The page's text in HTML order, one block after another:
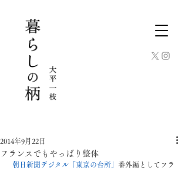
フランスでもやっぱり整体
2014年9月22日
朝日新聞デジタル「東京の台所」 番外編としてフラ